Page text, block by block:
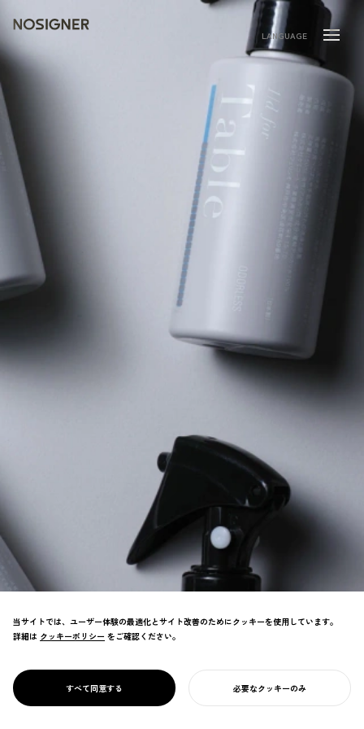
ホーム
LANGUAGE
PROJECT
1/D ONCE A DAY
じて、暮らしの質を高める生活習慣を提案す
当サイトでは、ユーザー体験の最適化とサイト改善のためにクッキーを使用しています。
詳細は クッキーポリシー
クッキーポリシー をご確認ください。
すべて同意する 必要なクッキーのみ